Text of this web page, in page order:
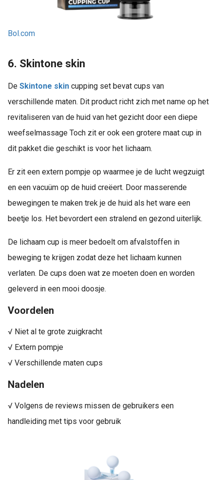
Bol.com
6. Skintone skin
De Skintone skin cupping set bevat cups van
verschillende maten. Dit product richt zich met name op het
revitaliseren van de huid van het gezicht door een diepe
weefselmassage Toch zit er ook een grotere maat cup in
dit pakket die geschikt is voor het lichaam.
Er zit een extern pompje op waarmee je de lucht wegzuigt
en een vacuüm op de huid creëert. Door masserende
bewegingen te maken trek je de huid als het ware een
beetje los. Het bevordert een stralend en gezond uiterlijk.
De lichaam cup is meer bedoelt om afvalstoffen in
beweging te krijgen zodat deze het lichaam kunnen
verlaten. De cups doen wat ze moeten doen en worden
geleverd in een mooi doosje.
Voordelen
√ Niet al te grote zuigkracht
√ Extern pompje
√ Verschillende maten cups
Nadelen
√ Volgens de reviews missen de gebruikers een
handleiding met tips voor gebruik